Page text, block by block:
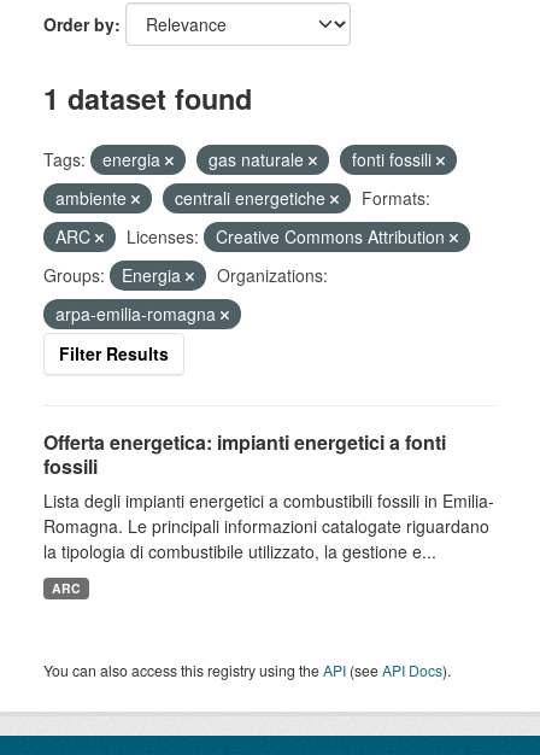
Order by
1 dataset found
Tags: energia gas naturale
fonti fossili
ambiente
centrali energetiche
Formats:
ARC
Licenses:
Creative Commons Attribution
Groups:
Energia
Organizations:
arpa-emilia-romagna
Filter Results
Offerta energetica: impianti energetici a fonti
fossili
Lista degli impianti energetici a combustibili fossili in Emilia-
Romagna. Le principali informazioni catalogate riguardano
la tipologia di combustibile utilizzato, la gestione e...
ARC
You can also access this registry using theAPI (seeAPI Docs).